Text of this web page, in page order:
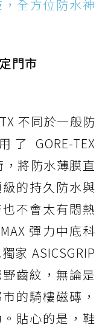
，全方位防水神
門市
不同於一般防
GORE-TEX
，將防水薄膜直
的持久防水與
不會太有悶熱
彈力中底科
家 ASICSGRIP
齒紋，無論是
的騎樓磁磚，
貼心的是，鞋